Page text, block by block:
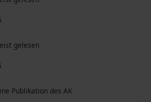
gelesen
Publikation des AK